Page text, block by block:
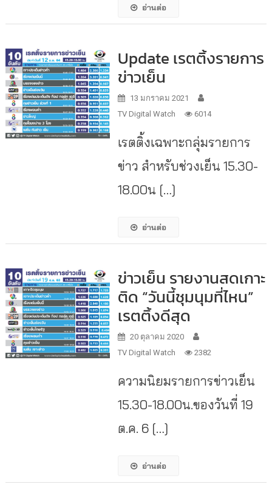
อ่านต่อ
Update เรตติ้งรายการ
ข่าวเย็น
13 มกราคม 2021
TV Digital Watch
6014
เรตติ้งเฉพาะกลุ่มรายการ
ข่าว สำหรับช่วงเย็น 15.30-
18.00น […]
อ่านต่อ
ข่าวเย็น รายงานสดเกาะ
ติด “วันนี้ชุมนุมที่ไหน”
เรตติ้งดีสุด
20 ตุลาคม 2020
TV Digital Watch
2382
ความนิยมรายการข่าวเย็น
15.30-18.00น.ของวันที่ 19
ต.ค. 6 […]
อ่านต่อ